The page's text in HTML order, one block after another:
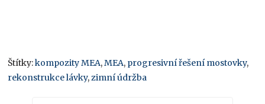
Štítky:kompozity MEA,MEA, progresivní řešení mostovky,
rekonstrukce lávky,zimní údržba